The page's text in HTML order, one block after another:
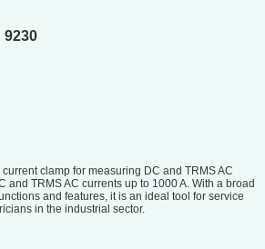
9230
clamp for measuring DC and TRMS AC
and TRMS AC currents up to 1000 A. With a broad
and features, it is an ideal tool for service
in the industrial sector.